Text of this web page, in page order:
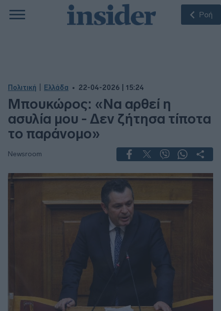
Ροή
Πολιτική Ελλάδα 22-04-2026 | 15:24
Μπουκώρος: «Να αρθεί η
ασυλία μου - Δεν ζήτησα τίποτα
το παράνομο»
Newsroom